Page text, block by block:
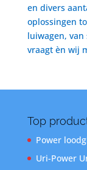
en divers
oplossingen
luiwagen,
vraagt èn wij
Top
Power
Uri-Power